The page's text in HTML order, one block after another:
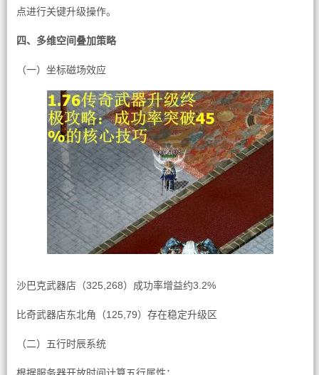
点进行关键升级操作。
四、多维空间叠加策略
（一）坐标磁场效应
沙巴克武器店（325,268）成功率增益约3.2%
比奇武器店东北角（125,79）存在稳定升级区
（二）五行时辰系统